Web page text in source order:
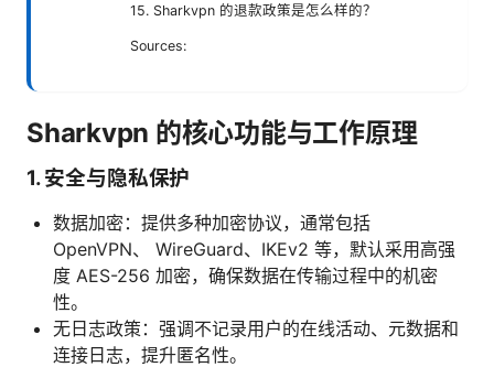
15. Sharkvpn 的退款政策是怎么样的？
Sources:
Sharkvpn 的核心功能与工作原理
1. 安全与隐私保护
数据加密：提供多种加密协议，通常包括
OpenVPN、 WireGuard、IKEv2 等，默认采用高强
度 AES-256 加密，确保数据在传输过程中的机密
性。
无日志政策：强调不记录用户的在线活动、元数据和
连接日志，提升匿名性。